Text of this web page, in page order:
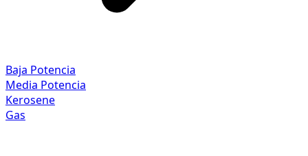
Baja Potencia
Media Potencia
Kerosene
Gas